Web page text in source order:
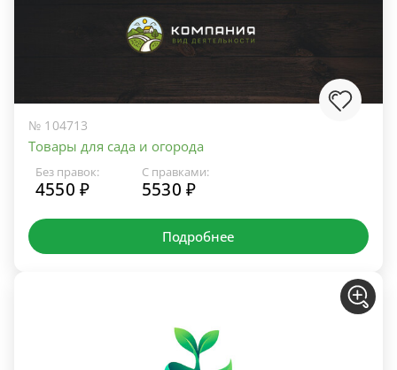
№ 104713
Товары для сада и огорода
Без правок:
4550 ₽
С правками:
5530 ₽
Подробнее